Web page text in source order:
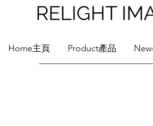
RELIGHT
Home主頁 Product產品